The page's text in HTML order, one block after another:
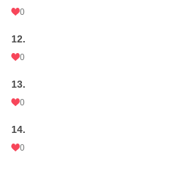
0
12.
0
13.
0
14.
0